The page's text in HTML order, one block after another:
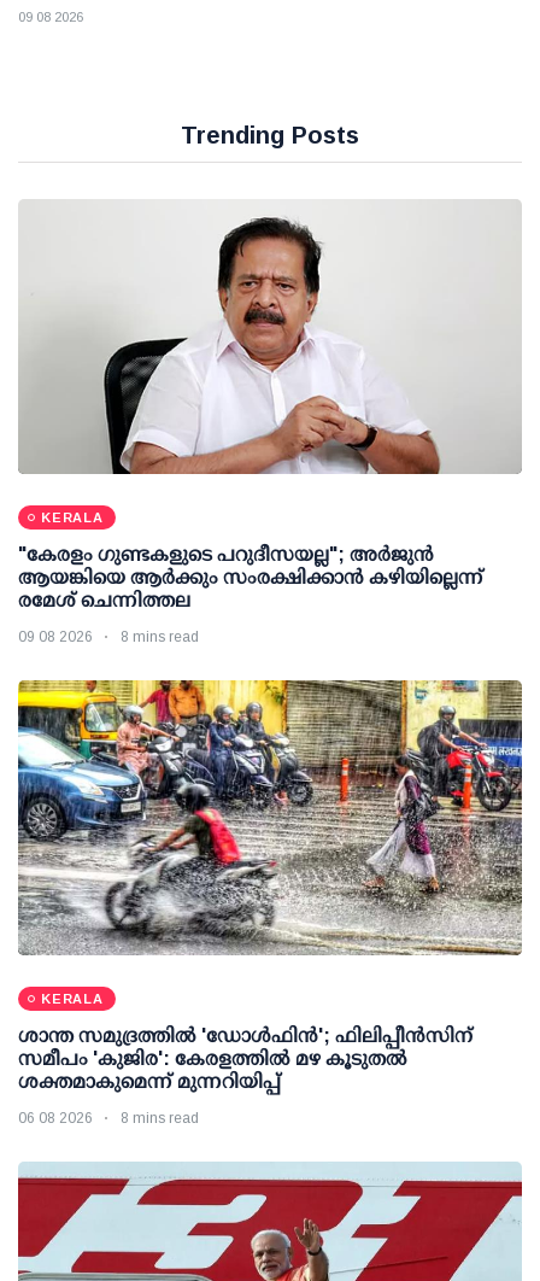
09 08 2026
Trending Posts
KERALA
"കേരളം ഗുണ്ടകളുടെ പറുദീസയല്ല"; അർജുൻ
ആയങ്കിയെ ആർക്കും സംരക്ഷിക്കാൻ കഴിയില്ലെന്ന്
രമേശ് ചെന്നിത്തല
09 08 2026 8 mins read
KERALA
ശാന്ത സമുദ്രത്തില്‍ 'ഡോള്‍ഫിന്‍'; ഫിലിപ്പീന്‍സിന്
സമീപം 'കുജിര': കേരളത്തില്‍ മഴ കൂടുതല്‍
ശക്തമാകുമെന്ന് മുന്നറിയിപ്പ്
06 08 2026 8 mins read